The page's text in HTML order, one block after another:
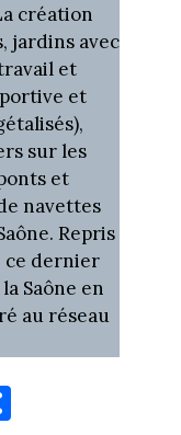
création
jardins avec
et
et
sur les
et
navettes
Repris
ce dernier
Saône en
au réseau
Pa